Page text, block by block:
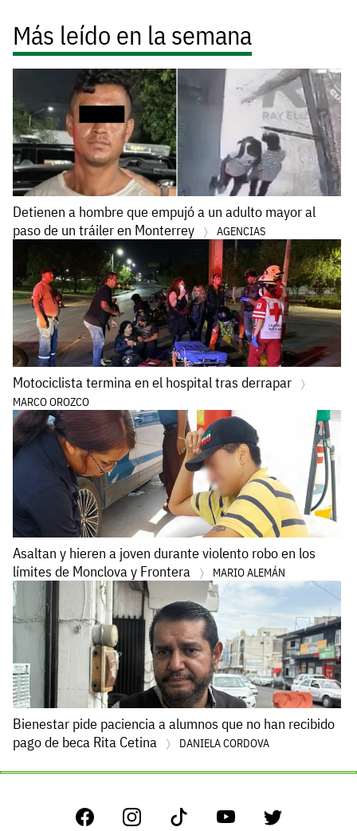
Más leído en la semana
Detienen a hombre que empujó a un adulto mayor al
paso de un tráiler en Monterrey
AGENCIAS
Motociclista termina en el hospital tras derrapar
MARCO OROZCO
Asaltan y hieren a joven durante violento robo en los
límites de Monclova y Frontera
MARIO ALEMÁN
Bienestar pide paciencia a alumnos que no han recibido
pago de beca Rita Cetina
DANIELA CORDOVA